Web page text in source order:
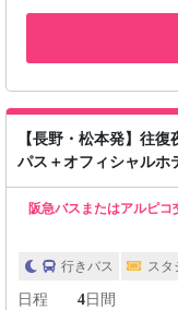
【長野・松本発】往
パス＋オフィシャルホ
阪急バスまたはアルピ
行きバス スタ
日程 4日間